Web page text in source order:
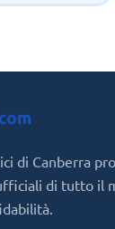
di Canberra
di tutto il